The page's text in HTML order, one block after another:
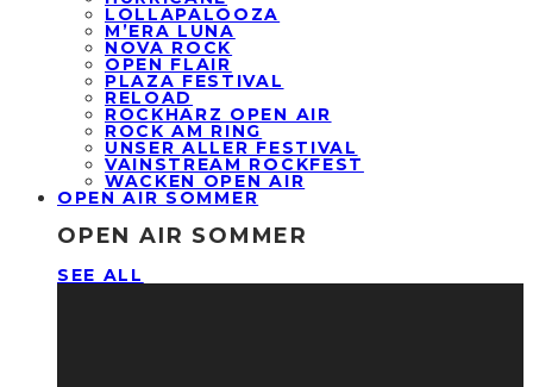
LOLLAPALOOZA
M’ERA LUNA
NOVA ROCK
OPEN FLAIR
PLAZA FESTIVAL
RELOAD
ROCKHARZ OPEN AIR
ROCK AM RING
UNSER ALLER FESTIVAL
VAINSTREAM ROCKFEST
WACKEN OPEN AIR
OPEN AIR SOMMER
OPEN AIR SOMMER
SEE ALL